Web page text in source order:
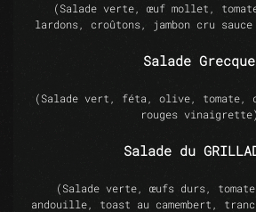
(Salade verte, œuf mollet,
lardons, croûtons, jambon cru sauce
Salade Grecque
(Salade vert, féta, olive, tomate,
rouges vinaigrette)
Salade du
(Salade verte, œufs durs,
andouille, toast au camembert,